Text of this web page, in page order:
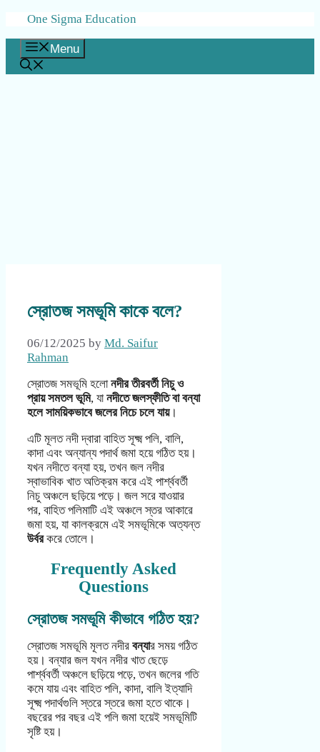
Skip
content
One Sigma Education
Menu
স্রোতজ সমভূমি কাকে বলে?
06/12/2025 by Md. Saifur
Rahman
স্রোতজ সমভূমি হলোনদীর তীরবর্তী নিচু ও
প্রায় সমতল ভূমি, যানদীতে জলস্ফীতি বা বন্যা
হলে সাময়িকভাবে জলের নিচে চলে যায়।
এটি মূলত নদী দ্বারা বাহিত সূক্ষ্ম পলি, বালি,
কাদা এবং অন্যান্য পদার্থ জমা হয়ে গঠিত হয়।
যখন নদীতে বন্যা হয়, তখন জল নদীর
স্বাভাবিক খাত অতিক্রম করে এই পার্শ্ববর্তী
নিচু অঞ্চলে ছড়িয়ে পড়ে। জল সরে যাওয়ার
পর, বাহিত পলিমাটি এই অঞ্চলে স্তর আকারে
জমা হয়, যা কালক্রমে এই সমভূমিকে অত্যন্ত
উর্বরকরে তোলে।
Frequently Asked
Questions
স্রোতজ সমভূমি কীভাবে গঠিত হয়?
স্রোতজ সমভূমি মূলত নদীর বন্যার সময় গঠিত
হয়। বন্যার জল যখন নদীর খাত ছেড়ে
পার্শ্ববর্তী অঞ্চলে ছড়িয়ে পড়ে, তখন জলের গতি
কমে যায় এবং বাহিত পলি, কাদা, বালি ইত্যাদি
সূক্ষ্ম পদার্থগুলি স্তরে স্তরে জমা হতে থাকে।
বছরের পর বছর এই পলি জমা হয়েই সমভূমিটি
সৃষ্টি হয়।